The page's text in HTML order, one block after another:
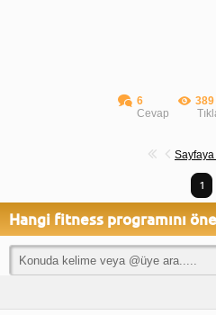
6
Cevap
389
Sayfaya
1
Hangi fitness programını